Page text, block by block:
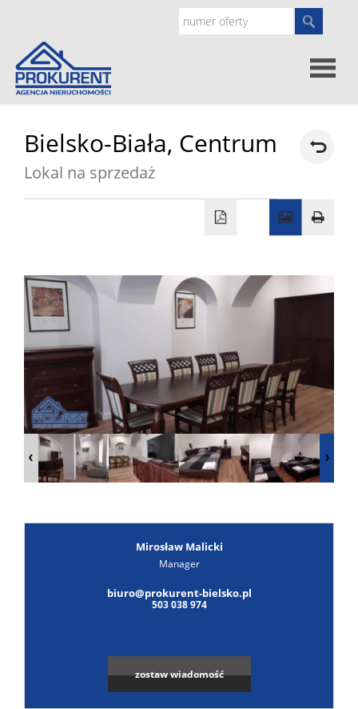
główna
prawne
O
Zgłoś
ofertę
Bielsko-Biała, Centrum
Lokal na sprzedaż
Mirosław Malicki
Manager
biuro@prokurent-bielsko.pl
503 038 974
zostaw wiadomość